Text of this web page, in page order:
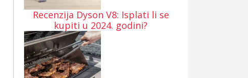
Recenzija Dyson V8: Isplati li se
kupiti u 2024. godini?